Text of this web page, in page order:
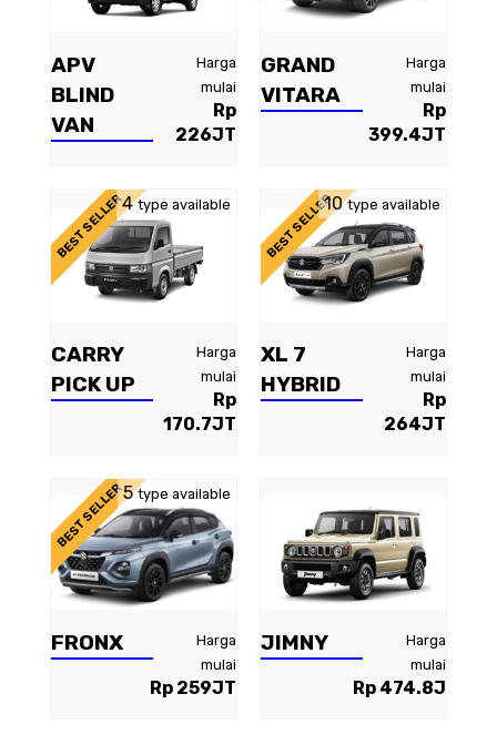
APV
BLIND
VAN
Harga
mulai
Rp
226JT
GRAND
VITARA
Harga
mulai
Rp
399.4JT
CARRY
PICK UP
Harga
mulai
Rp
170.7JT
BEST SELLER4type available
XL 7
HYBRID
Harga
mulai
Rp
264JT
BEST SELLER10type available
FRONX
Harga
mulai
Rp 259JT
BEST SELLER5type available
JIMNY
Harga
mulai
Rp 474.8J